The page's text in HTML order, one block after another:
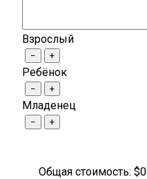
Взрослый
− +
Ребёнок
− +
Младенец
− +
Общая стоимость: $0